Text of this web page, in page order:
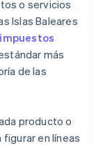
o servicios
Islas Baleares
impuestos
más
de las
producto o
en líneas